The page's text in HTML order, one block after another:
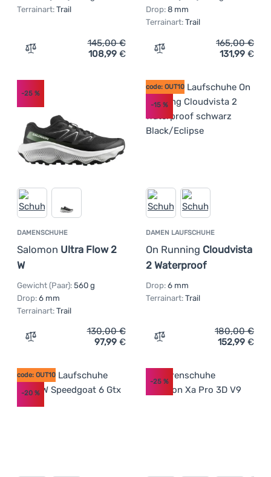
Terrainart: Trail
Zum Vergleich 'Herrenschuhe Salomon Xa Meta Gore-
145,00€
108,99 €
Drop: 8 mm
Terrainart: Trail
Zum Vergleich
165,00€
131,99 €
DAMENSCHUHE
Salomon Ultra Flow 2
W
-25 %
Gewicht (Paar): 560 g
Drop: 6 mm
Terrainart: Trail
Zum Vergleich 'Damenschuhe Salomon Ultra Flow 2 W'
130,00€
97,99 €
DAMEN LAUFSCHUHE
On Running Cloudvista
2 Waterproof
code: OUT10
-15%
Drop: 6 mm
Terrainart: Trail
Zum Vergleich 'Damen
180,00€
152,99 €
code: OUT10
-20 %
-25%